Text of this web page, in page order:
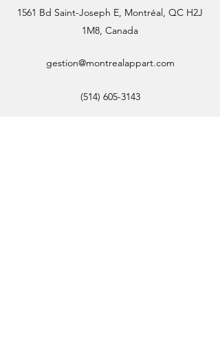
1561 Bd Saint-Joseph E, Montréal, QC H2J
1M8, Canada
gestion@montrealappart.com
(514) 605-3143